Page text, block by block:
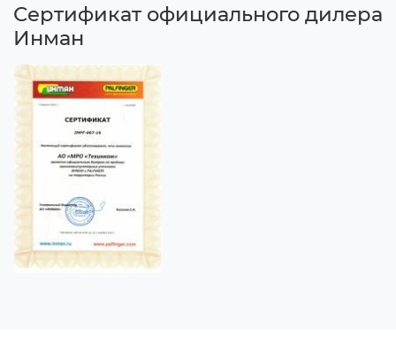
Сертификат официального дилера
Инман